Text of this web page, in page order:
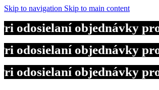
Skip to navigation Skip to main content
objednávky
objednávky
objednávky